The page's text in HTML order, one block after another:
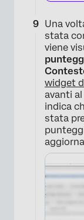
Una
stata
viene
widget
avanti
indica
stata